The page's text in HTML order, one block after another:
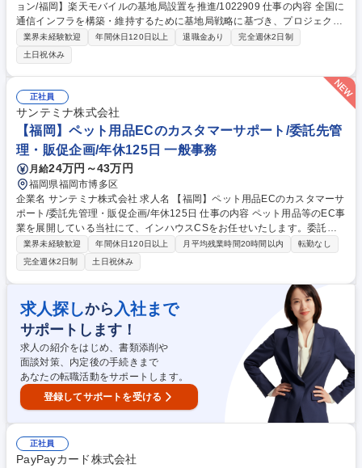
ョン/福岡】楽天モバイルの基地局設置を推進/1022909 仕事の内容 全国に
通信インフラを構築・維持するために基地局戦略に基づき、プロジェクト
の発足から達成までのマネジメントを担っていただきます。大規模プロジ
ェクトを推進するマネジメント能力を身につけられます。 【業務詳細】■
基地局設置進捗管理：屋外/屋内/地下鉄トンネルにおける基地局設置進捗
を管理し、電波発射の時期や場所をコントロール■全国工事会社連携：工
事会社と連携し、マイルストーン策定、進捗管理■課題解決と調整：プロ
ジェクト課題に迅速に対応し解決■ドキュメント精査と品質向上：ドキュ
メントの確認・精査とプロセス改善■基地局運用・保守サポート：電波発
射済み基地局のオペレーションをサポートし、品質を保持 募集職種 【オ
ープンポジション/福岡】楽天モバイルの基地局設置を推進/1022909
業界未経験歓迎 年間休日120日以上 退職金あり
完全週休2日制
土日祝休み
正社員
サンテミナ株式会社
【福岡】ペット用品ECのカスタマーサポート/委託先管
理・販促企画/年休125日 一般事務
月給24万円～43万円
福岡県福岡市博多区
企業名 サンテミナ株式会社 求人名 【福岡】ペット用品ECのカスタマーサ
ポート/委託先管理・販促企画/年休125日 仕事の内容 ペット用品等のEC事
業を展開している当社にて、インハウスCSをお任せいたします。委託先
管理をメインミッションに、品質やコストの最適化を図り、お客様に快適
なサービスを提供する重要なポジションです。 ■業務委託先の管理（品
質・効率・コストの最適化）■対応マニュアルや研修資料等のマテリアル
整備■リスクマネジメント及び受注システム管理■様々な顧客接点を活用し
た収益最大化に繋がる販促施策の立案・実行■受電やメールによる顧客対
応と付随する事務処理■将来的には商品在庫の管理、計画・発注・出荷管
理等のサプライチェーン実務に携わり欠品・廃棄ゼロを目指します 【業務
内容の変更範囲】当社の指定する業務 募集職種 【福岡】ペット用品ECの
カスタマーサポート/委託先管理・販促企画/年休125日
業界未経験歓迎 年間休日120日以上 月平均残業時間20時間以内
転勤なし
完全週休2日制
土日祝休み
求人探しから 入社まで
サポートします！
求人の紹介をはじめ、書類添削や
面談対策、内定後の手続きまで
あなたの転職活動をサポートします。
登録してサポートを受ける
正社員
PayPayカード株式会社